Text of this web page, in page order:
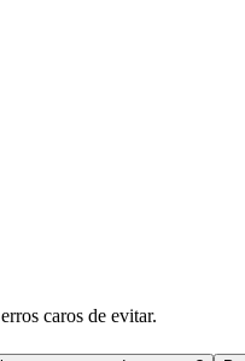
caros de evitar.